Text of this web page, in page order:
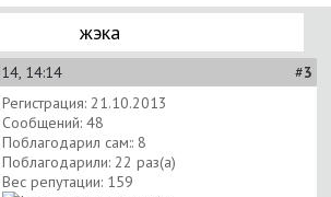
жэка
14:14 #3
Регистрация: 21.10.2013
Сообщений: 48
Поблагодарил сам:: 8
Поблагодарили: 22 раз(а)
Вес репутации: 159